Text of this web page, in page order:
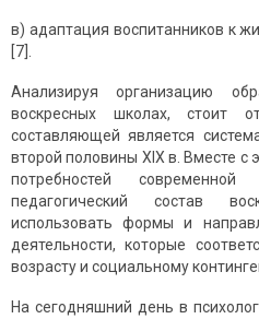
в) адаптация воспитанников к
[7].
Анализируя организацию
воскресных школах, стоит
составляющей является
второй половины XIX в. Вместе с
потребностей
педагогический состав
использовать формы и
деятельности, которые
возрасту и социальному
На сегодняшний день в